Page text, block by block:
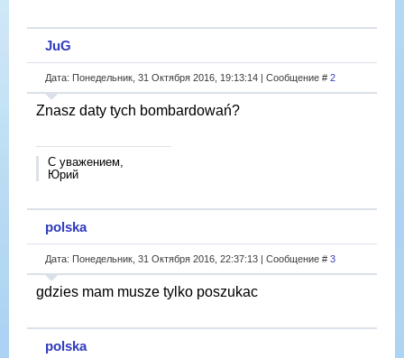
JuG
Дата: Понедельник, 31 Октября 2016, 19:13:14 | Сообщение # 2
Znasz daty tych bombardowań?
С уважением,
Юрий
polska
Дата: Понедельник, 31 Октября 2016, 22:37:13 | Сообщение # 3
gdzies mam musze tylko poszukac
polska